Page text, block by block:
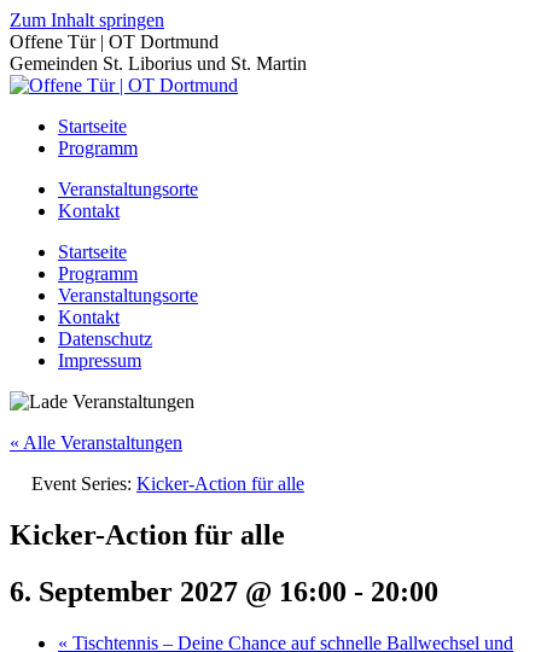
Zum Inhalt springen
Offene Tür | OT Dortmund
Gemeinden St. Liborius und St. Martin
Startseite
Programm
Veranstaltungsorte
Kontakt
Startseite
Programm
Veranstaltungsorte
Kontakt
Datenschutz
Impressum
« Alle Veranstaltungen
Event Series: Kicker-Action für alle
Kicker-Action für alle
6. September 2027 @ 16:00 - 20:00
« Tischtennis – Deine Chance auf schnelle Ballwechsel und